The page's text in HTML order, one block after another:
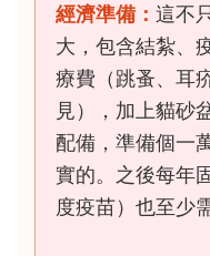
經濟準備： 這不
大，包含結紮、
療費（跳蚤、耳
見），加上貓砂
配備，準備個一
實的。之後每年
度疫苗）也至少